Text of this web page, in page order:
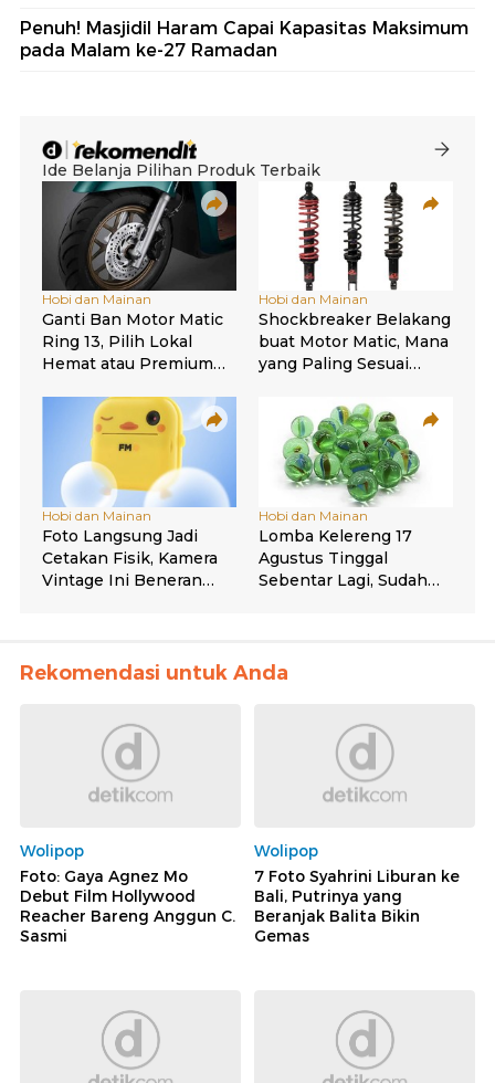
Penuh! Masjidil Haram Capai Kapasitas Maksimum
pada Malam ke-27 Ramadan
Rekomendasi untuk Anda
Wolipop
Foto: Gaya Agnez Mo
Debut Film Hollywood
Reacher Bareng Anggun C.
Sasmi
Wolipop
7 Foto Syahrini Liburan ke
Bali, Putrinya yang
Beranjak Balita Bikin
Gemas